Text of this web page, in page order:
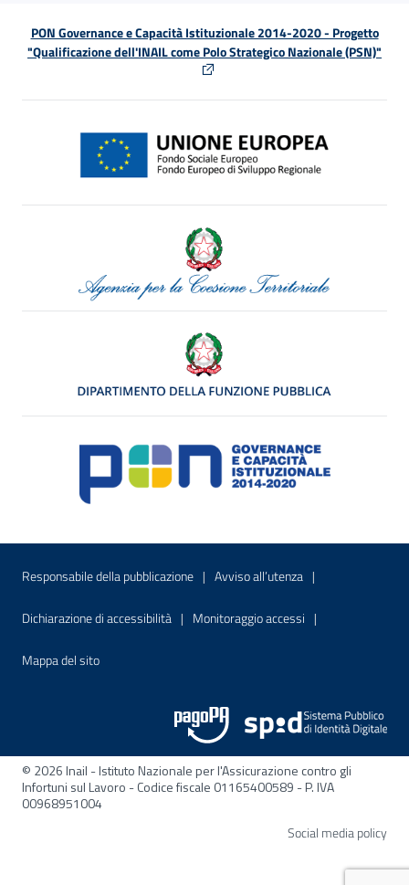
PON Governance e Capacità Istituzionale 2014-2020 - Progetto
"Qualificazione dell'INAIL come Polo Strategico Nazionale (PSN)"
Menu di servizio
Responsabile della pubblicazione Sito interno - Apre in una nuova
Avviso all’utenza Sito interno -
Dichiarazione di accessibilità Sito interno - Apre in una nuova finestra
Monitoraggio accessi Sito interno -
Mappa del sitoSito interno - Apre nella stessa finestra
© 2026 Inail - Istituto Nazionale per l'Assicurazione contro gli
Infortuni sul Lavoro - Codice fiscale 01165400589 - P. IVA
00968951004
Social media policy